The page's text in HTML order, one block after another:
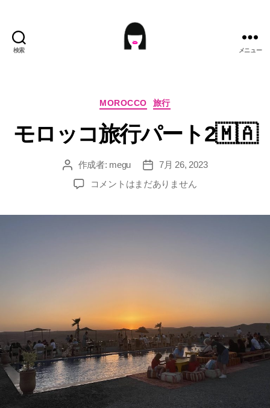
検索 メニュー
カ
ゴ
リ
MOROCCO 旅行
モロッコ旅行パート2🇲🇦
投
稿
作成者: megu
投
稿
日
7月 26, 2023
モ
へ
の
コメントはまだありません